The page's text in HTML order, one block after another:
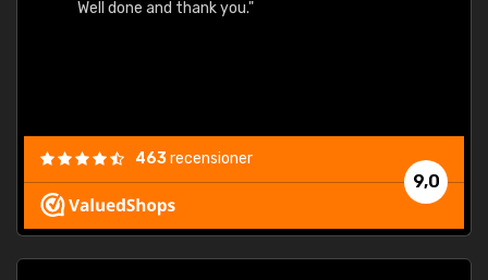
Well done and thank you."
9,0
463recensioner